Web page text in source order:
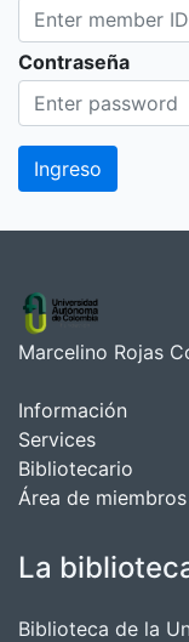
Contraseña
Marcelino Rojas
Información
Services
Bibliotecario
Área de miembros
La
Biblioteca de la